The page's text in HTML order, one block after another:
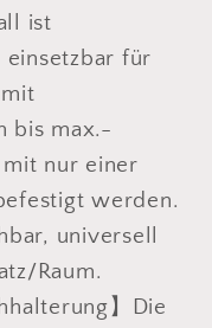
ist
für
bis max.-
mit nur einer
werden.
universell
Raum.
】Die